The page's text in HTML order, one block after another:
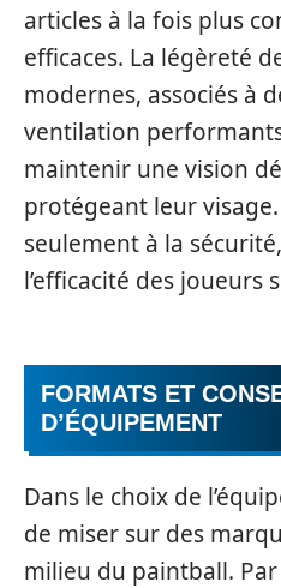
articles à la fois plus
efficaces. La légèreté
modernes, associés à
ventilation
maintenir une vision
protégeant leur
seulement à la
l’efficacité des joueurs
FORMATS ET
D’ÉQUIPEMENT
Dans le choix de
de miser sur des
milieu du paintball.